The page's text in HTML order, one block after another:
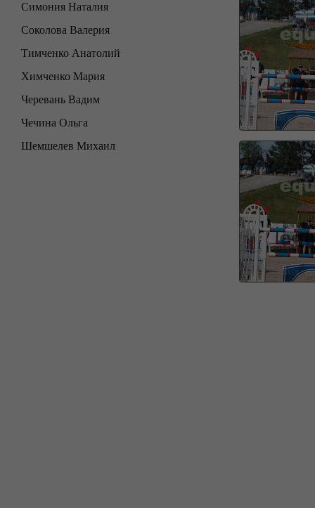
Симония Наталия
Соколова Валерия
Тимченко Анатолий
Химченко Мария
Черевань Вадим
Чечина Ольга
Шемшелев Михаил